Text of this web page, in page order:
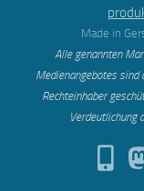
Made in
Alle genannten
Medienangebotes sind
Rechteinhaber
Verdeutlichung